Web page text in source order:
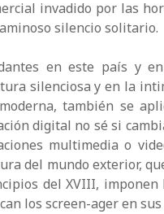
invadido por las
silencio solitario.
en este país y
silenciosa y en la
también se
digital no sé si
multimedia o
del mundo exterior,
del XVIII,
los screen-ager en